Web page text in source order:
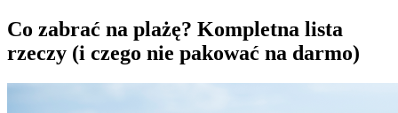
Co zabrać na plażę? Kompletna lista
rzeczy (i czego nie pakować na darmo)